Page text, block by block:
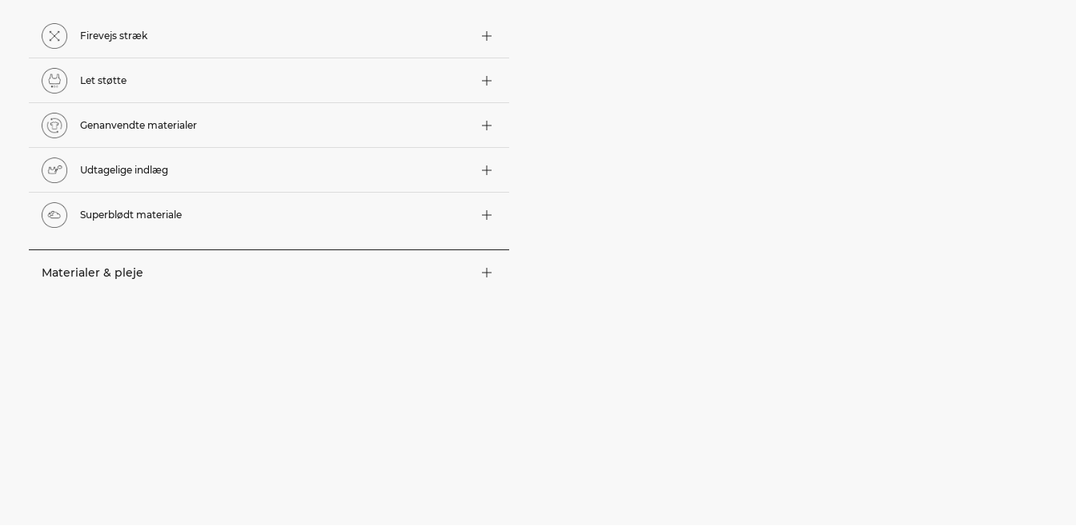
Firevejs stræk
Let støtte
Genanvendte materialer
Udtagelige indlæg
Superblødt materiale
Materialer & pleje